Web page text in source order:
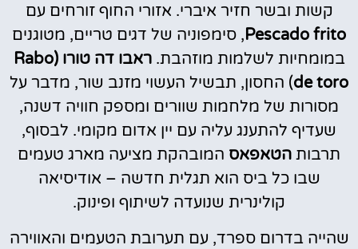
קשות ובשר חזיר איברי. אזורי החוף זורחים עם
Pescado frito, סימפוניה של דגים טריים, מטוגנים
במומחיות לשלמות מוזהבת.
ראבו דה טורו (Rabo
de toro) החסון, תבשיל העשוי מזנב שור, מדבר על
מסורות של מלחמות שוורים ומספק חוויה דשנה,
שעדיף להתענג עליה עם יין אדום מקומי. לבסוף,
תרבות הטאפאס המובהקת מציעה מארג טעמים
שבו כל ביס הוא תגלית חדשה – אודיסיאה
קולינרית שנועדה לשיתוף ופינוק.
שהייה בדרום ספרד, עם תערובת הטעמים והאווירה